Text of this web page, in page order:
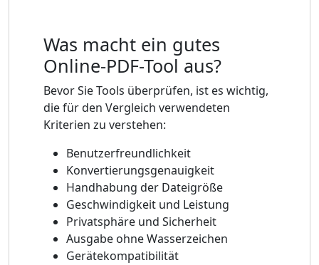
Was macht ein gutes
Online-PDF-Tool aus?
Bevor Sie Tools überprüfen, ist es wichtig,
die für den Vergleich verwendeten
Kriterien zu verstehen:
Benutzerfreundlichkeit
Konvertierungsgenauigkeit
Handhabung der Dateigröße
Geschwindigkeit und Leistung
Privatsphäre und Sicherheit
Ausgabe ohne Wasserzeichen
Gerätekompatibilität